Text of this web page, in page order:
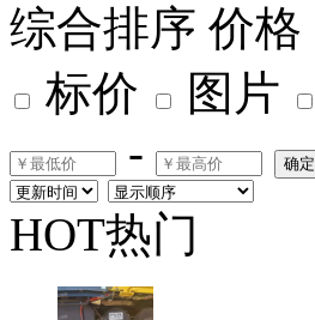
综合排序 价格
标价
图片
-
确定
HOT热门